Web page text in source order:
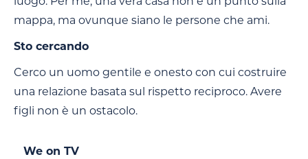
mappa, ma ovunque siano le persone che ami.
Sto cercando
Cerco un uomo gentile e onesto con cui costruire
una relazione basata sul rispetto reciproco. Avere
figli non è un ostacolo.
We on TV